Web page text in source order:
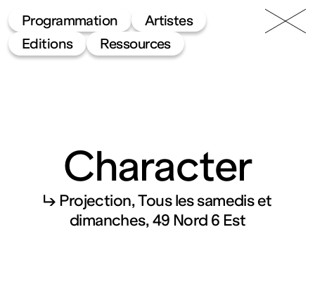
49 Nord
6 Est
Frac
Lorraine
Fonds
Menu
Programmation
Artistes
Editions
Ressources
Character
↳ Projection Tous les samedis et
dimanches 49 Nord 6 Est